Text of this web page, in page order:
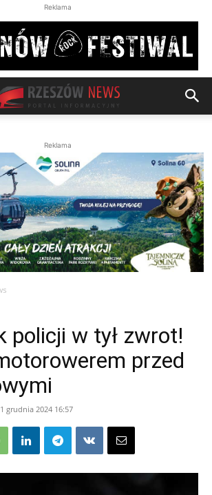
Reklama
Reklama
policji w tył zwrot!
przed
grudnia 2024 16:57